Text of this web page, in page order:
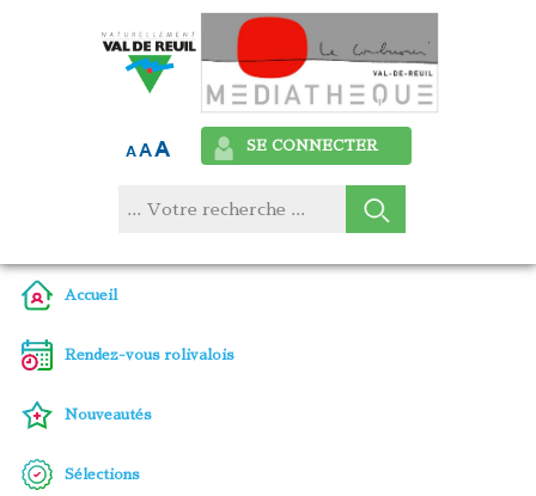
SE CONNECTER
Accueil
Rendez-vous rolivalois
Nouveautés
Sélections